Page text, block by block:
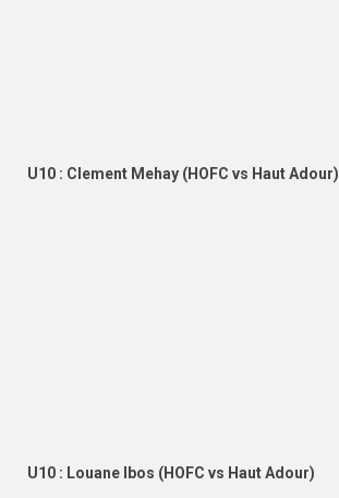
U10 : Clement Mehay (HOFC vs Haut Adour)
U10 : Louane Ibos (HOFC vs Haut Adour)